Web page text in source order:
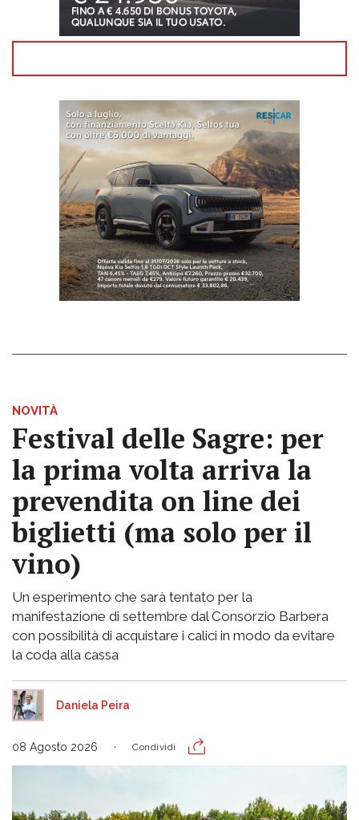
NOVITÀ
Festival delle Sagre: per
la prima volta arriva la
prevendita on line dei
biglietti (ma solo per il
vino)
Un esperimento che sarà tentato per la
manifestazione di settembre dal Consorzio Barbera
con possibilità di acquistare i calici in modo da evitare
la coda alla cassa
Daniela Peira
08 Agosto 2026 Condividi